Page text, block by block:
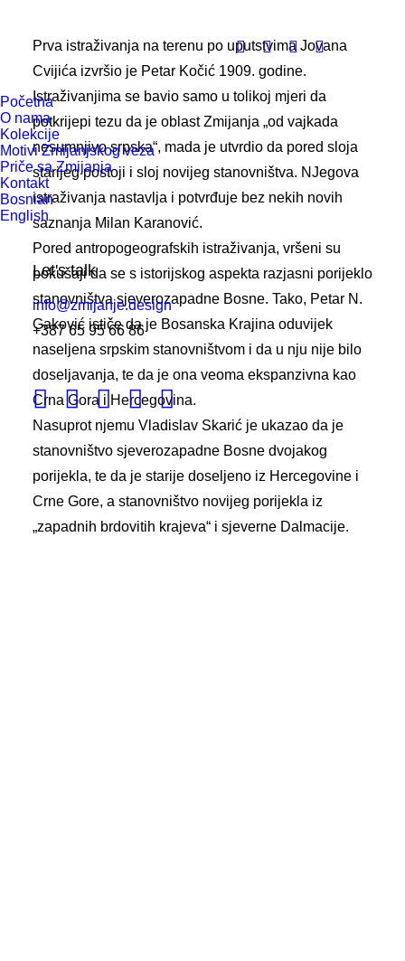
Početna
O nama
Kolekcije
Motivi Zmijanjskog veza
Priče sa Zmijanja
Kontakt
Bosnian
English
Let's talk
info@zmijanje.design
+387 65 95 66 86
Prva istraživanja na terenu po uputstvima Jovana
Cvijića izvršio je Petar Kočić 1909. godine.
Istraživanjima se bavio samo u tolikoj mjeri da
potkrijepi tezu da je oblast Zmijanja „od vajkada
nesumnjivo srpska“, mada je utvrdio da pored sloja
starijeg postoji i sloj novijeg stanovništva. NJegova
istraživanja nastavlja i potvrđuje bez nekih novih
saznanja Milan Karanović.
Pored antropogeografskih istraživanja, vršeni su
pokušaji da se s istorijskog aspekta razjasni porijeklo
stanovništva sjeverozapadne Bosne. Tako, Petar N.
Gaković ističe da je Bosanska Krajina oduvijek
naseljena srpskim stanovništvom i da u nju nije bilo
doseljavanja, te da je ona veoma ekspanzivna kao
Crna Gora i Hercegovina.
Nasuprot njemu Vladislav Skarić je ukazao da je
stanovništvo sjeverozapadne Bosne dvojakog
porijekla, te da je starije doseljeno iz Hercegovine i
Crne Gore, a stanovništvo novijeg porijekla iz
„zapadnih brdovitih krajeva“ i sjeverne Dalmacije.